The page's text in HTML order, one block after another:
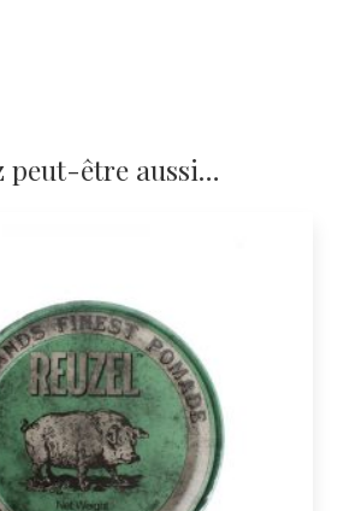
peut-être aussi…